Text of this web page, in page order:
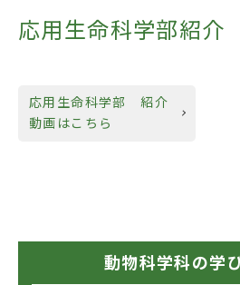
応用生命科学部紹介
応用生命科学部 紹介
動画はこちら
動物科学科の学